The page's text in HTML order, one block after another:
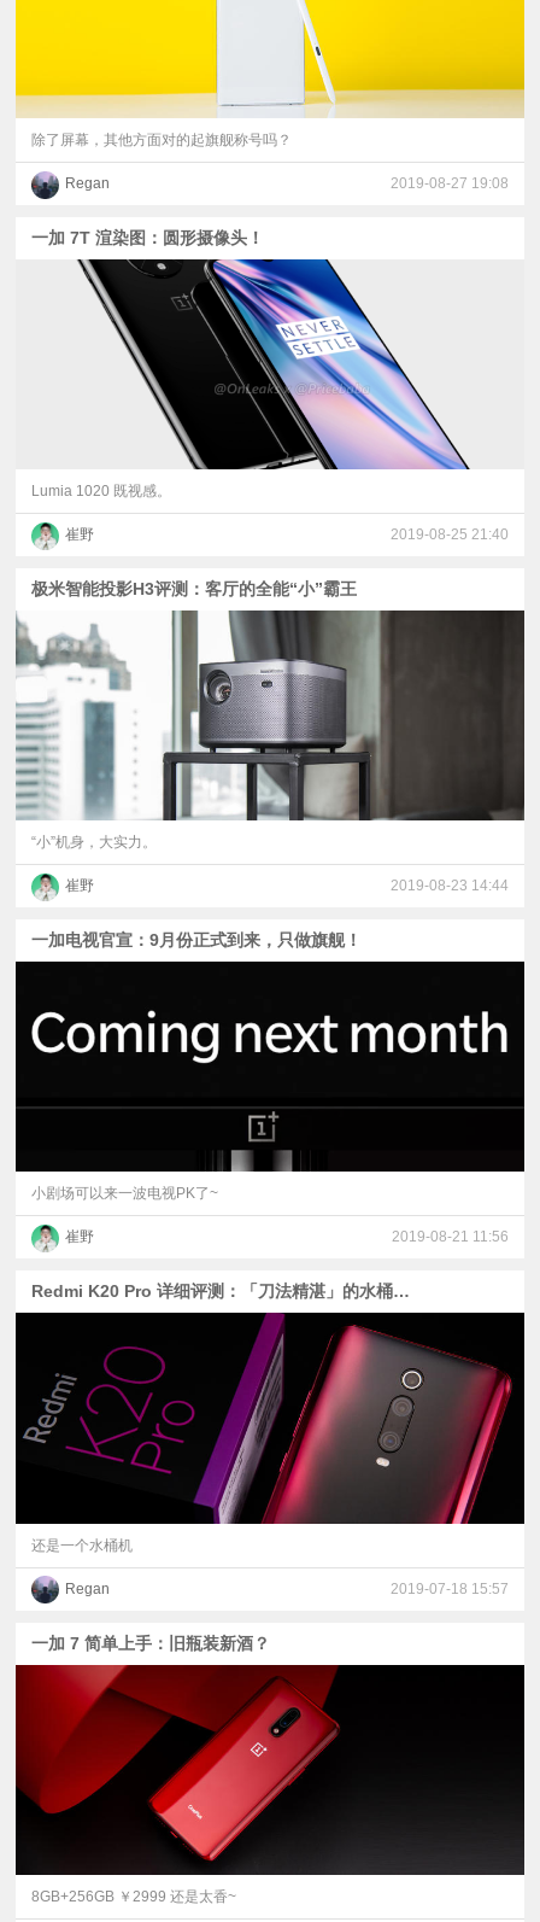
除了屏幕，其他方面对的起旗舰称号吗？
Regan 2019-08-27 19:08
一加 7T 渲染图：圆形摄像头！
Lumia 1020 既视感。
崔野 2019-08-25 21:40
极米智能投影H3评测：客厅的全能“小”霸王
“小”机身，大实力。
崔野 2019-08-23 14:44
一加电视官宣：9月份正式到来，只做旗舰！
小剧场可以来一波电视PK了~
崔野 2019-08-21 11:56
Redmi K20 Pro 详细评测：「刀法精湛」的水桶机?
还是一个水桶机
Regan 2019-07-18 15:57
一加 7 简单上手：旧瓶装新酒？
8GB+256GB ￥2999 还是太香~